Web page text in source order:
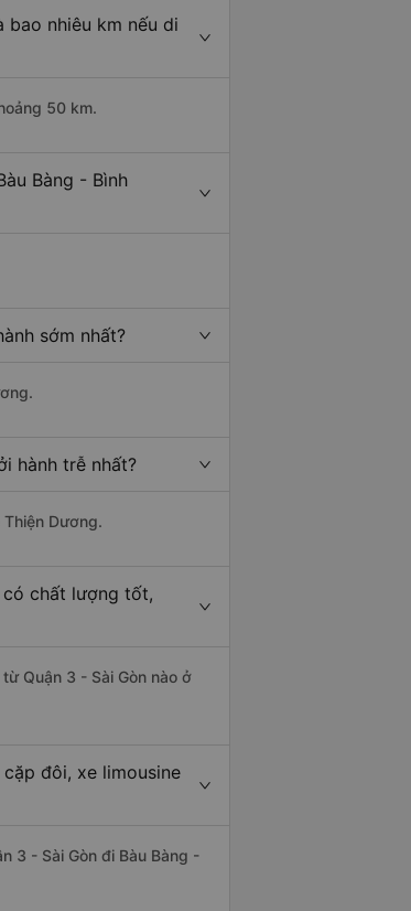
bao nhiêu km nếu di
50 km.
Bàng - Bình
sớm nhất?
hành trễ nhất?
Dương.
có chất lượng tốt,
Quận 3 - Sài Gòn nào ở
đôi, xe limousine
3 - Sài Gòn đi Bàu Bàng -